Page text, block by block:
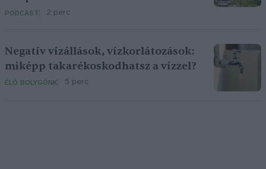
PODCAST 2 perc
Negatív vízállások, vízkorlátozások:
miképp takarékoskodhatsz a vízzel?
ÉLŐ BOLYGÓNK 5 perc